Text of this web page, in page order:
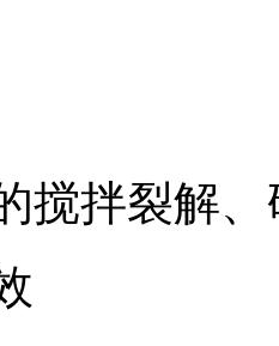
搅拌裂解